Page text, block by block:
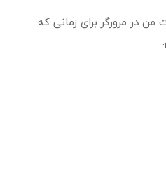
من در مرورگر برای زمانی که